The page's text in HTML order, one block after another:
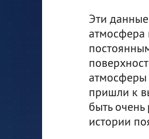
Эти
атмосфера
атмосферы
пришли к
быть
истории